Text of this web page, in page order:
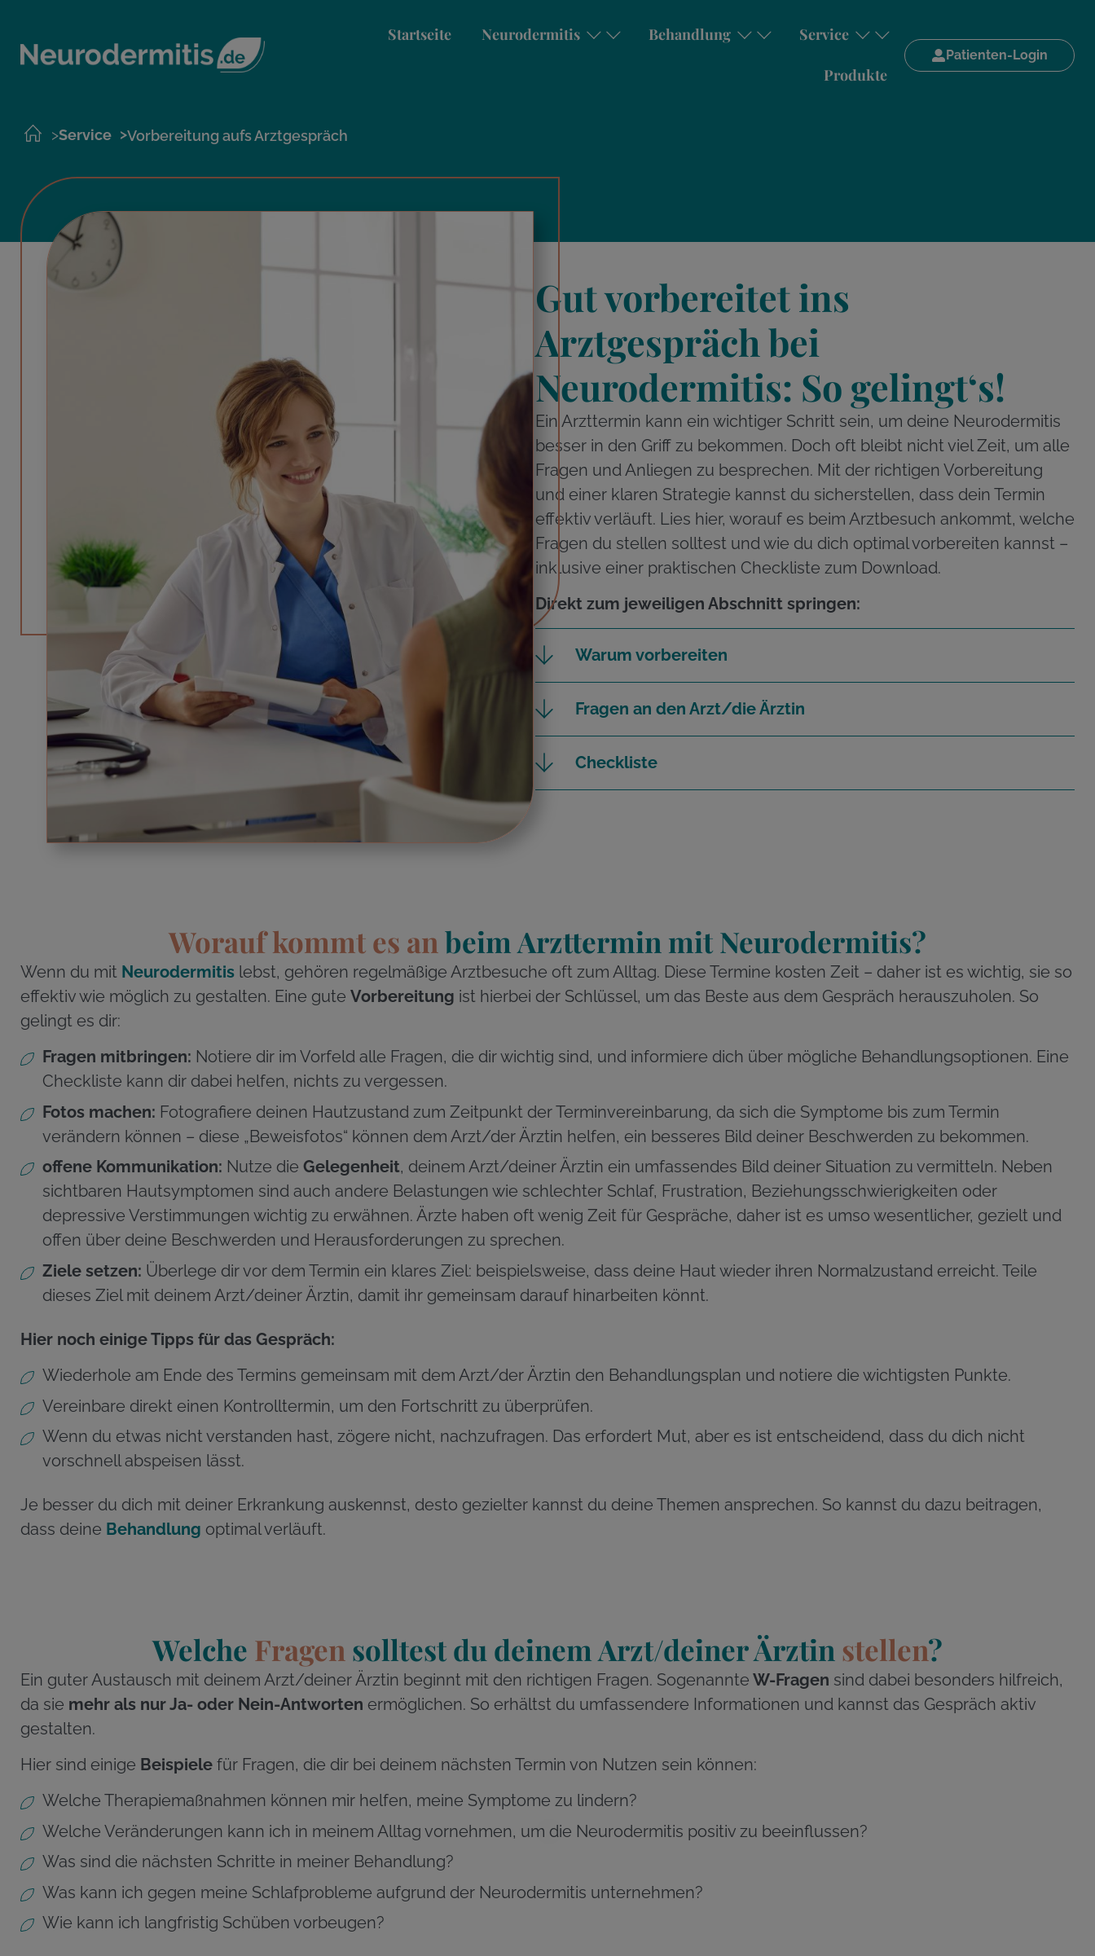
Startseite Neurodermitis Behandlung Service
Produkte
Patienten-Login
>Service >Vorbereitung aufs Arztgespräch
Gut vorbereitet ins
Arztgespräch bei
Neurodermitis: So gelingt‘s!
Ein Arzttermin kann ein wichtiger Schritt sein, um deine Neurodermitis
besser in den Griff zu bekommen. Doch oft bleibt nicht viel Zeit, um alle
Fragen und Anliegen zu besprechen. Mit der richtigen Vorbereitung
und einer klaren Strategie kannst du sicherstellen, dass dein Termin
effektiv verläuft. Lies hier, worauf es beim Arztbesuch ankommt, welche
Fragen du stellen solltest und wie du dich optimal vorbereiten kannst –
inklusive einer praktischen Checkliste zum Download.
Direkt zum jeweiligen Abschnitt springen:
Warum vorbereiten
Fragen an den Arzt/die Ärztin
Checkliste
Worauf kommt es an beim Arzttermin mit Neurodermitis?
Wenn du mit Neurodermitis lebst, gehören regelmäßige Arztbesuche oft zum Alltag. Diese Termine kosten Zeit – daher ist es wichtig, sie so
effektiv wie möglich zu gestalten. Eine gute Vorbereitung ist hierbei der Schlüssel, um das Beste aus dem Gespräch herauszuholen. So
gelingt es dir:
Fragen mitbringen: Notiere dir im Vorfeld alle Fragen, die dir wichtig sind, und informiere dich über mögliche Behandlungsoptionen. Eine
Checkliste kann dir dabei helfen, nichts zu vergessen.
Fotos machen: Fotografiere deinen Hautzustand zum Zeitpunkt der Terminvereinbarung, da sich die Symptome bis zum Termin
verändern können – diese „Beweisfotos“ können dem Arzt/der Ärztin helfen, ein besseres Bild deiner Beschwerden zu bekommen.
offene Kommunikation: Nutze die Gelegenheit, deinem Arzt/deiner Ärztin ein umfassendes Bild deiner Situation zu vermitteln. Neben
sichtbaren Hautsymptomen sind auch andere Belastungen wie schlechter Schlaf, Frustration, Beziehungsschwierigkeiten oder
depressive Verstimmungen wichtig zu erwähnen. Ärzte haben oft wenig Zeit für Gespräche, daher ist es umso wesentlicher, gezielt und
offen über deine Beschwerden und Herausforderungen zu sprechen.
Ziele setzen: Überlege dir vor dem Termin ein klares Ziel: beispielsweise, dass deine Haut wieder ihren Normalzustand erreicht. Teile
dieses Ziel mit deinem Arzt/deiner Ärztin, damit ihr gemeinsam darauf hinarbeiten könnt.
Hier noch einige Tipps für das Gespräch:
Wiederhole am Ende des Termins gemeinsam mit dem Arzt/der Ärztin den Behandlungsplan und notiere die wichtigsten Punkte.
Vereinbare direkt einen Kontrolltermin, um den Fortschritt zu überprüfen.
Wenn du etwas nicht verstanden hast, zögere nicht, nachzufragen. Das erfordert Mut, aber es ist entscheidend, dass du dich nicht
vorschnell abspeisen lässt.
Je besser du dich mit deiner Erkrankung auskennst, desto gezielter kannst du deine Themen ansprechen. So kannst du dazu beitragen,
dass deine Behandlung optimal verläuft.
Welche Fragen solltest du deinem Arzt/deiner Ärztin stellen?
Ein guter Austausch mit deinem Arzt/deiner Ärztin beginnt mit den richtigen Fragen. Sogenannte W-Fragen sind dabei besonders hilfreich,
da sie mehr als nur Ja- oder Nein-Antworten ermöglichen. So erhältst du umfassendere Informationen und kannst das Gespräch aktiv
gestalten.
Hier sind einige Beispiele für Fragen, die dir bei deinem nächsten Termin von Nutzen sein können:
Welche Therapiemaßnahmen können mir helfen, meine Symptome zu lindern?
Welche Veränderungen kann ich in meinem Alltag vornehmen, um die Neurodermitis positiv zu beeinflussen?
Was sind die nächsten Schritte in meiner Behandlung?
Was kann ich gegen meine Schlafprobleme aufgrund der Neurodermitis unternehmen?
Wie kann ich langfristig Schüben vorbeugen?